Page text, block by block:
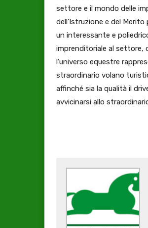
settore e il mondo delle
dell’Istruzione e del
un interessante e
imprenditoriale al settore,
l’universo equestre
straordinario volano
affinché sia la qualità il
avvicinarsi allo